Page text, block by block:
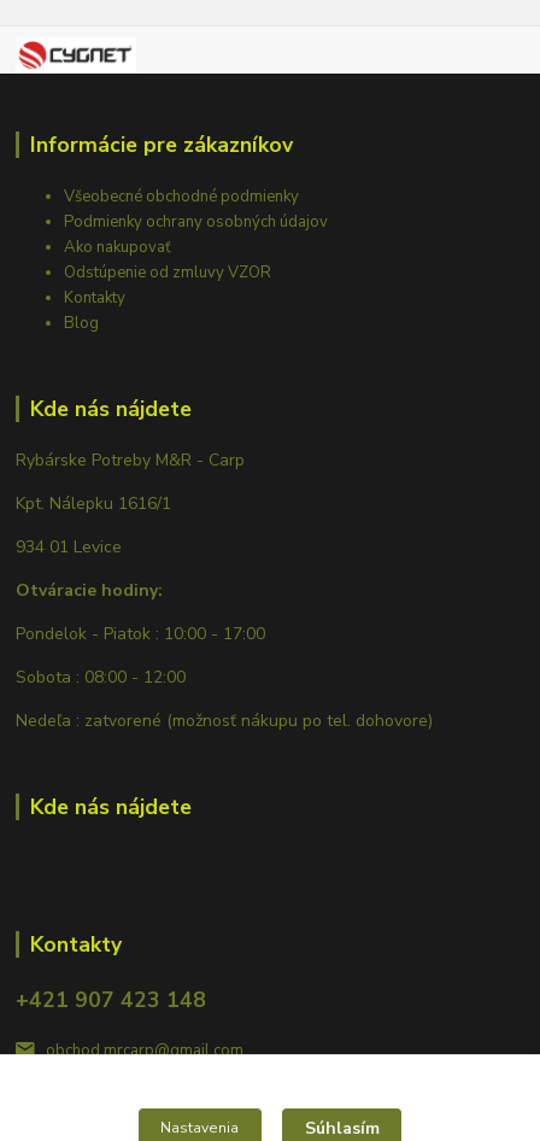
Informácie pre zákazníkov
Všeobecné obchodné podmienky
Podmienky ochrany osobných údajov
Ako nakupovať
Odstúpenie od zmluvy VZOR
Kontakty
Blog
Kde nás nájdete
Rybárske Potreby M&R - Carp
Kpt. Nálepku 1616/1
934 01 Levice
Otváracie hodiny:
Pondelok - Piatok : 10:00 - 17:00
Sobota : 08:00 - 12:00
Nedeľa : zatvorené (možnosť nákupu po tel. dohovore)
Kde nás nájdete
Kontakty
+421 907 423 148
obchod.mrcarp@gmail.com
Nastavenia Súhlasím